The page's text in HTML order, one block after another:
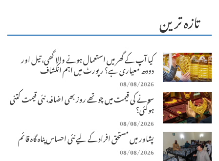
تازہ ترین
کیا آپ کے گھر میں استعمال ہونے والا گھی، تیل اور
دودھ معیاری ہے؟ رپورٹ میں اہم انکشاف
08/08/2026
سونے کی قیمت میں چوتھے روز بھی اضافہ، نئی قیمت کتنی
ہوگئی؟
08/08/2026
پشاور میں مستحق افراد کے لیے نئی احساس پناہ گاہ قائم
08/08/2026